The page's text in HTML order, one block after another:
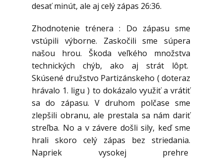
desať minút, ale aj celý zápas 26:36.
Zhodnotenie trénera : Do zápasu sme
vstúpili výborne. Zaskočili sme súpera
našou hrou. Škoda veľkého množstva
technických chýb, ako aj strát lôpt.
Skúsené družstvo Partizánskeho ( doteraz
hrávalo 1. ligu ) to dokázalo využiť a vrátiť
sa do zápasu. V druhom polčase sme
zlepšili obranu, ale prestala sa nám dariť
streľba. No a v závere došli sily, keď sme
hrali skoro celý zápas bez striedania.
Napriek vysokej prehre